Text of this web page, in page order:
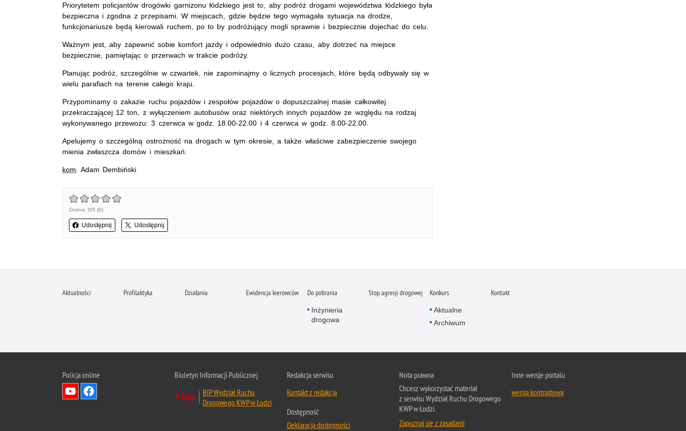
Priorytetem policjantów drogówki garnizonu łódzkiego jest to, aby podróż drogami województwa łódzkiego była
bezpieczna i zgodna z przepisami. W miejscach, gdzie będzie tego wymagała sytuacja na drodze,
funkcjonariusze będą kierowali ruchem, po to by podróżujący mogli sprawnie i bezpiecznie dojechać do celu.
Ważnym jest, aby zapewnić sobie komfort jazdy i odpowiednio dużo czasu, aby dotrzeć na miejsce
bezpiecznie, pamiętając o przerwach w trakcie podróży.
Planując podróż, szczególnie w czwartek, nie zapominajmy o licznych procesjach, które będą odbywały się w
wielu parafiach na terenie całego kraju.
Przypominamy o zakazie ruchu pojazdów i zespołów pojazdów o dopuszczalnej masie całkowitej
przekraczającej 12 ton, z wyłączeniem autobusów oraz niektórych innych pojazdów ze względu na rodzaj
wykonywanego przewozu: 3 czerwca w godz. 18.00-22.00 i 4 czerwca w godz. 8.00-22.00.
Apelujemy o szczególną ostrożność na drogach w tym okresie, a także właściwe zabezpieczenie swojego
mienia zwłaszcza domów i mieszkań.
kom. Adam Dembiński
Ocena: 0/5 (0)
Udostępnij Udostępnij
Aktualności Profilaktyka Działania Ewidencja kierowców Do pobrania
Inżynieria
drogowa
Stop agresji drogowej Konkurs
Aktualne
Archiwum
Kontakt
Policja online
Biuletyn Informacji Publicznej
BIP Wydział Ruchu
Drogowego KWP w Łodzi
Redakcja serwisu
Kontakt z redakcją
Dostępność
Deklaracja dostępności
Nota prawna
Chcesz wykorzystać materiał
z serwisu Wydział Ruchu Drogowego
KWP w Łodzi.
Zapoznaj się z zasadami
Inne wersje portalu
wersja kontrastowa